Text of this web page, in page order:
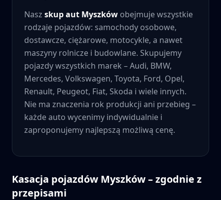
Nasz skup aut Myszków obejmuje wszystkie
rodzaje pojazdów: samochody osobowe,
dostawcze, ciężarowe, motocykle, a nawet
maszyny rolnicze i budowlane. Skupujemy
pojazdy wszystkich marek – Audi, BMW,
Mercedes, Volkswagen, Toyota, Ford, Opel,
Renault, Peugeot, Fiat, Skoda i wiele innych.
Nie ma znaczenia rok produkcji ani przebieg –
każde auto wycenimy indywidualnie i
zaproponujemy najlepszą możliwą cenę.
Kasacja pojazdów Myszków– zgodnie z
przepisami